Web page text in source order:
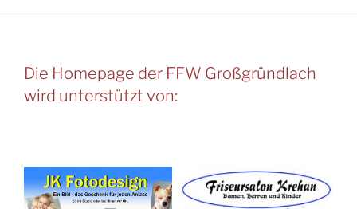
Die Homepage der FFW Großgründlach
wird unterstützt von: